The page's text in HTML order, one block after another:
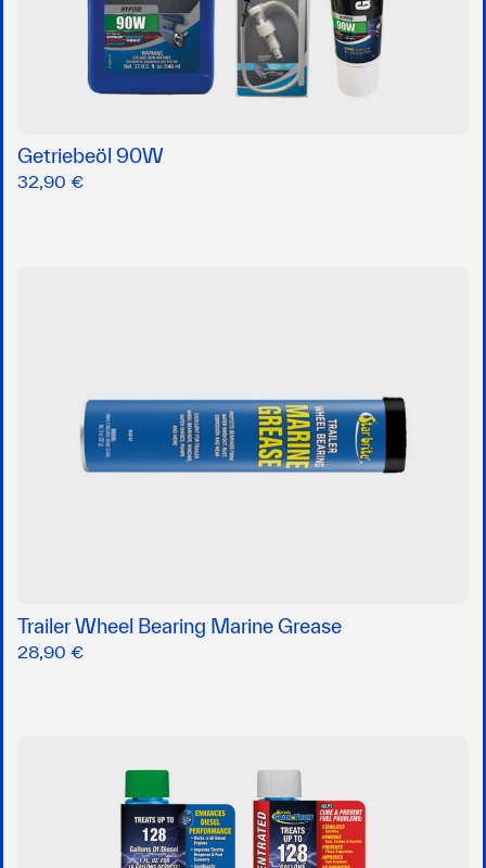
Getriebeöl 90W
32,90 €
Trailer Wheel Bearing Marine Grease
28,90 €